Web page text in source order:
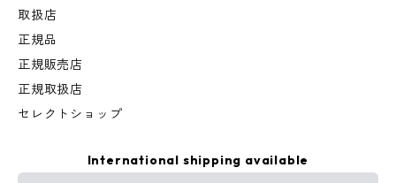
取扱店
正規品
正規販売店
正規取扱店
セレクトショップ
International shipping available